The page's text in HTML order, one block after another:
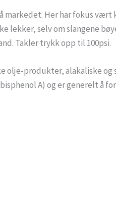
markedet. Her har fokus
selv om slangene
Takler trykk opp til 100psi.
olje-produkter, alakaliske
A) og er generelt å